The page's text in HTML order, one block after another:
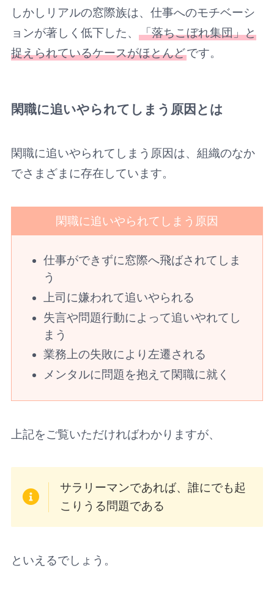
しかしリアルの窓際族は、仕事へのモチベーシ
ョンが著しく低下した、 「落ちこぼれ集団」と
捉えられているケースがほとんどです。
閑職に追いやられてしまう原因とは
閑職に追いやられてしまう原因は、組織のなか
でさまざまに存在しています。
閑職に追いやられてしまう原因
仕事ができずに窓際へ飛ばされてしま
う
上司に嫌われて追いやられる
失言や問題行動によって追いやれてし
まう
業務上の失敗により左遷される
メンタルに問題を抱えて閑職に就く
上記をご覧いただければわかりますが、
サラリーマンであれば、誰にでも起
こりうる問題である
といえるでしょう。